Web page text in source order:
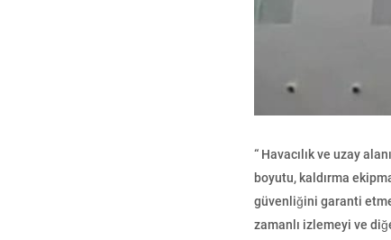
“ Havacılık ve uzay
boyutu, kaldırma
güvenliğini garanti
zamanlı izlemeyi ve